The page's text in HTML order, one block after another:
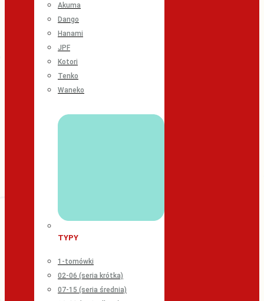
Akuma
Dango
Hanami
JPF
Kotori
Tenko
Waneko
TYPY
1-tomówki
02-06 (seria krótka)
07-15 (seria średnia)